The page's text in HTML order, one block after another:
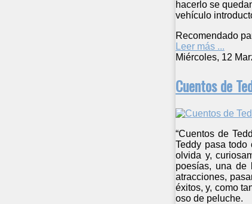
hacerlo se
vehículo
Recomendado
Leer más ...
Miércoles, 12
Cuentos de
“Cuentos de
Teddy pasa
olvida y,
poesías, una de
atracciones,
éxitos, y, como
oso de peluche.